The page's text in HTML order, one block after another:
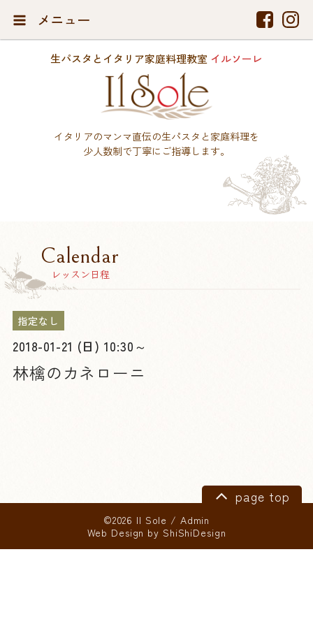
メニュー
生パスタとイタリア家庭料理教室 イルソーレ
イタリアのマンマ直伝の生パスタと家庭料理を
少人数制で丁寧にご指導します。
Calendar
レッスン日程
指定なし
2018-01-21 (日) 10:30～
林檎のカネローニ
page top
©2026 Il Sole / Admin
Web Design by ShiShiDesign